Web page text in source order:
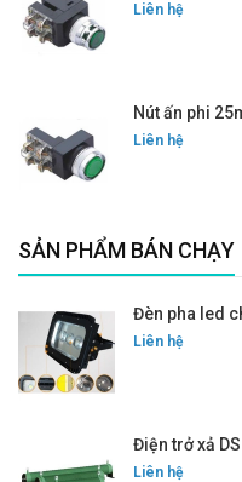
Liên hệ
Nút ấn phi
Liên hệ
SẢN PHẨM BÁN CHẠY
Đèn pha led
Liên hệ
Điện trở xả
Liên hệ